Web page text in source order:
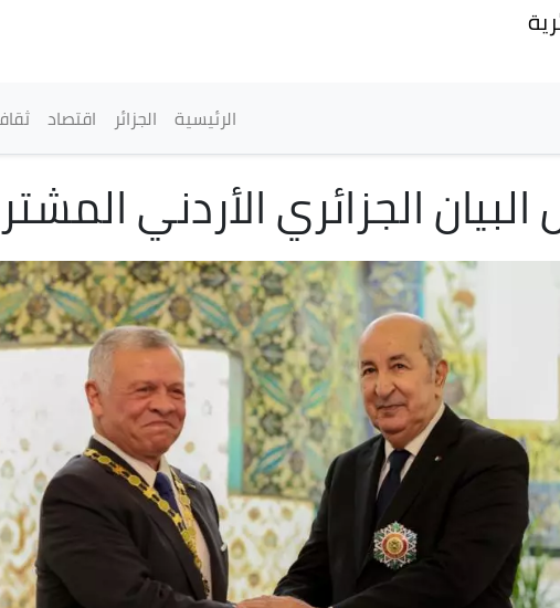
القائمة الرئيسية
الرئيسية الجزائر اقتصاد
الجزائري الأردني